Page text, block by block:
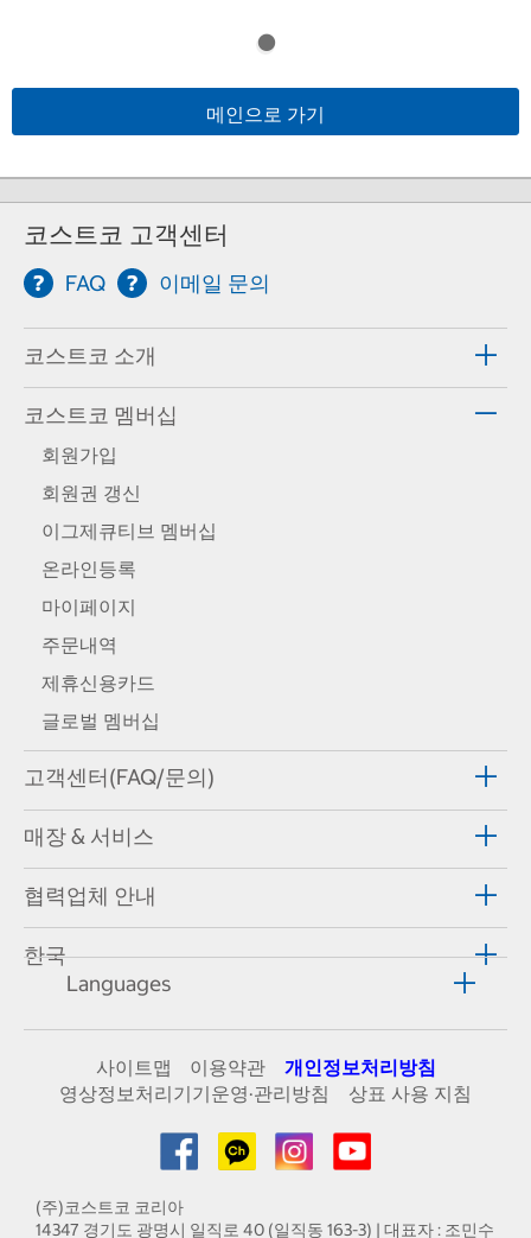
메인으로 가기
코스트코 고객센터
FAQ 이메일 문의
코스트코 소개
코스트코 멤버십
회원가입
회원권 갱신
이그제큐티브 멤버십
온라인등록
마이페이지
주문내역
제휴신용카드
글로벌 멤버십
고객센터(FAQ/문의)
매장 & 서비스
협력업체 안내
한국
Languages
사이트맵 이용약관
개인정보처리방침
영상정보처리기기운영·관리방침
상표 사용 지침
(주)코스트코 코리아
14347 경기도 광명시 일직로 40 (일직동 163-3) | 대표자 : 조민수